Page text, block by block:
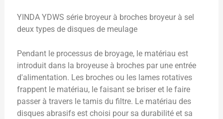
YINDA YDWS série broyeur à broches broyeur à sel
deux types de disques de meulage
Pendant le processus de broyage, le matériau est
introduit dans la broyeuse à broches par une entrée
d'alimentation. Les broches ou les lames rotatives
frappent le matériau, le faisant se briser et le faire
passer à travers le tamis du filtre. Le matériau des
disques abrasifs est choisi pour sa durabilité et sa